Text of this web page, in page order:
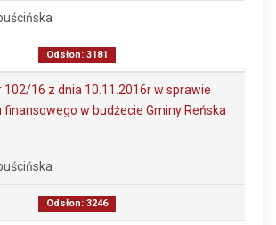
Odsłon: 3181
16 z dnia 10.11.2016r w sprawie
finansowego w budżecie Gminy Reńska
Odsłon: 3246